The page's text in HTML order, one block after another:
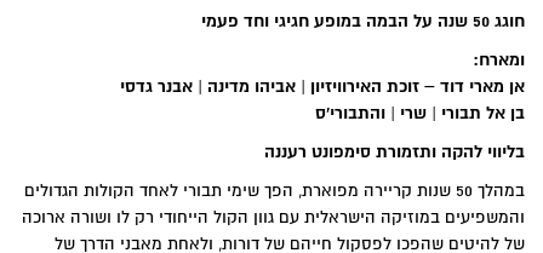
חוגג 50 שנה על הבמה במופע חגיגי וחד פעמי
ומארח:
אן מארי דוד – זוכת האירוויזיון | אביהו מדינה | אבנר גדסי
בן אל תבורי | שרי | והתבורי'ס
בליווי להקה ותזמורת סימפונט רעננה
במהלך 50 שנות קריירה מפוארת, הפך שימי תבורי לאחד הקולות הגדולים
והמשפיעים במוזיקה הישראלית עם גוון הקול הייחודי רק לו ושורה ארוכה
של להיטים שהפכו לפסקול חייהם של דורות, ולאחת מאבני הדרך של